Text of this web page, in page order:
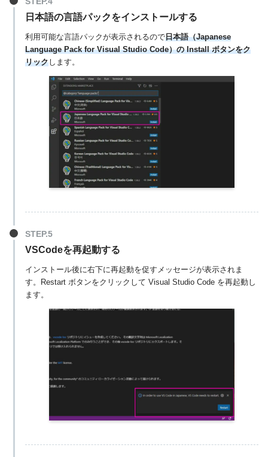
日本語の言語パックをインストールする
利用可能な言語パックが表示されるので日本語（Japanese
Language Pack for Visual Studio Code）の Install ボタンをク
リックします。
VSCodeを再起動する
インストール後に右下に再起動を促すメッセージが表示されま
す。Restart ボタンをクリックして Visual Studio Code を再起動し
ます。